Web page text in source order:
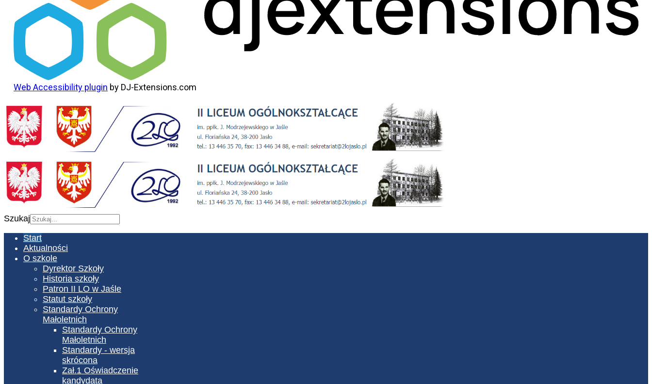
Web Accessibility plugin by DJ-Extensions.com
Szukaj
Start
Aktualności
O szkole
Dyrektor Szkoły
Historia szkoły
Patron II LO w Jaśle
Statut szkoły
Standardy Ochrony
Małoletnich
Standardy Ochrony
Małoletnich
Standardy - wersja
skrócona
Zał.1 Oświadczenie
kandydata